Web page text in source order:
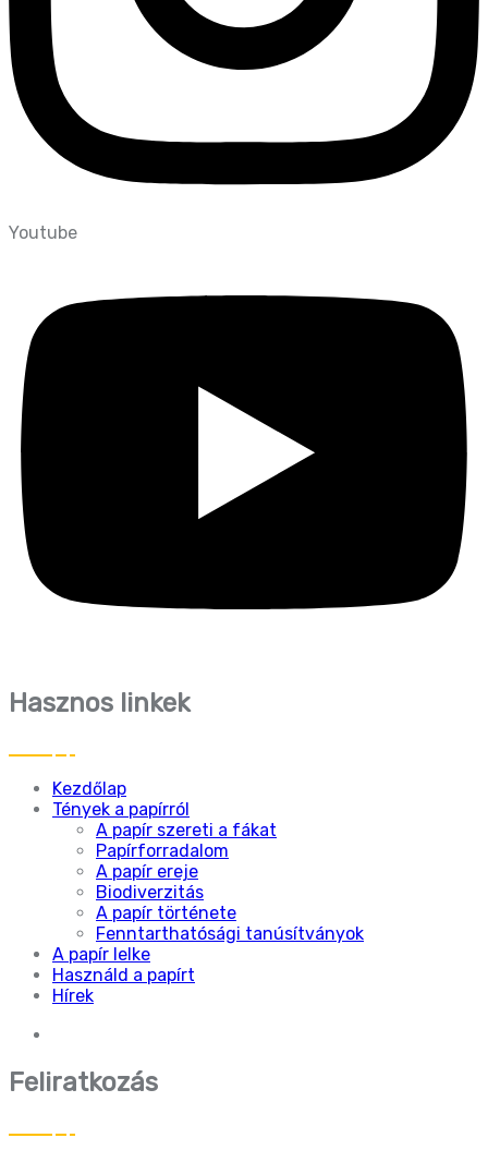
Youtube
Hasznos linkek
Kezdőlap
Tények a papírról
A papír szereti a fákat
Papírforradalom
A papír ereje
Biodiverzitás
A papír története
Fenntarthatósági tanúsítványok
A papír lelke
Használd a papírt
Hírek
Feliratkozás